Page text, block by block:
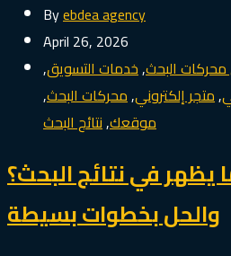
Byebdea agency
April 26, 2026
البحث,خدمات التسويق,
,متجر إلكتروني,محركات البحث,
موقعك,نتائج البحث
في نتائج البحث؟
والحل بخطوات بسيطة